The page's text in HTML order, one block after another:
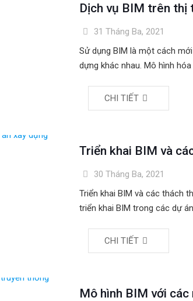
Dịch vụ BIM trên thị
31 Tháng Ba, 2021
Sử dụng BIM là một cách
dựng khác nhau. Mô hình hóa
CHI TIẾT
Triển khai BIM và
30 Tháng Ba, 2021
Triển khai BIM và các thách
triển khai BIM trong các dự
CHI TIẾT
Mô hình BIM với